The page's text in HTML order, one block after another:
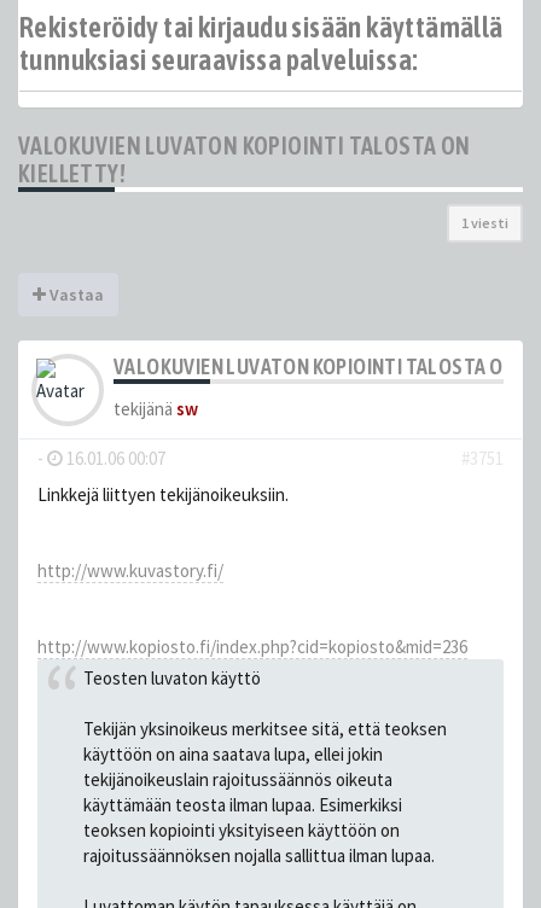
Rekisteröidy tai kirjaudu sisään käyttämällä
tunnuksiasi seuraavissa palveluissa:
VALOKUVIEN LUVATON KOPIOINTI TALOSTA ON
KIELLETTY!
1 viesti
Vastaa
VALOKUVIEN LUVATON KOPIOINTI TALOSTA ON
tekijänä sw
- 16.01.06 00:07
#3751
Linkkejä liittyen tekijänoikeuksiin.
http://www.kuvastory.fi/
http://www.kopiosto.fi/index.php?cid=kopiosto&mid=236
Teosten luvaton käyttö
Tekijän yksinoikeus merkitsee sitä, että teoksen
käyttöön on aina saatava lupa, ellei jokin
tekijänoikeuslain rajoitussäännös oikeuta
käyttämään teosta ilman lupaa. Esimerkiksi
teoksen kopiointi yksityiseen käyttöön on
rajoitussäännöksen nojalla sallittua ilman lupaa.